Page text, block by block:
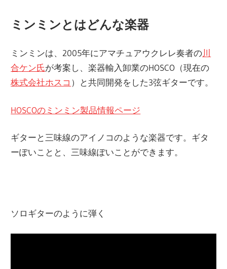
ミンミンとはどんな楽器
ミンミンは、2005年にアマチュアウクレレ奏者の川
合ケン氏が考案し、楽器輸入卸業のHOSCO（現在の
株式会社ホスコ ）と共同開発をした3弦ギターです。
HOSCOのミンミン製品情報ページ
ギターと三味線のアイノコのような楽器です。ギタ
ーぽいことと、三味線ぽいことができます。
ソロギターのように弾く